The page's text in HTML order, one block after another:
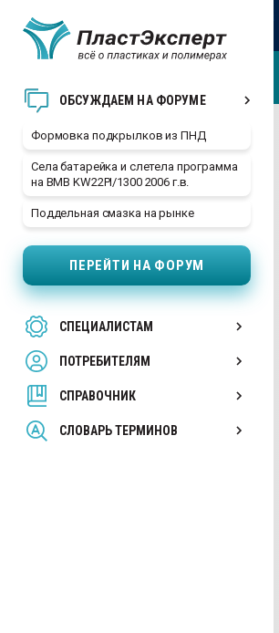
ОБСУЖДАЕМ НА ФОРУМЕ
Формовка подкрылков из ПНД
Села батарейка и слетела программа
на BMB KW22PI/1300 2006 г.в.
Поддельная смазка на рынке
ПЕРЕЙТИ НА ФОРУМ
СПЕЦИАЛИСТАМ
ПОТРЕБИТЕЛЯМ
СПРАВОЧНИК
СЛОВАРЬ ТЕРМИНОВ